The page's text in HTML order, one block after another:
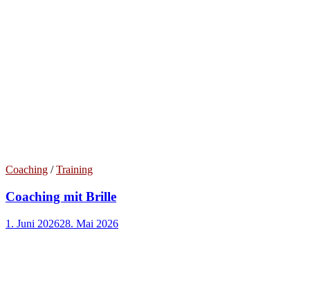
Coaching /Training
Coaching mit Brille
1. Juni 202628. Mai 2026